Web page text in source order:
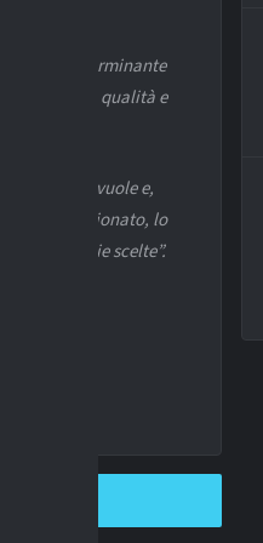
, è stato determinante
campo ha qualità e
sa cosa vuole e,
campionato, lo
le proprie scelte”.